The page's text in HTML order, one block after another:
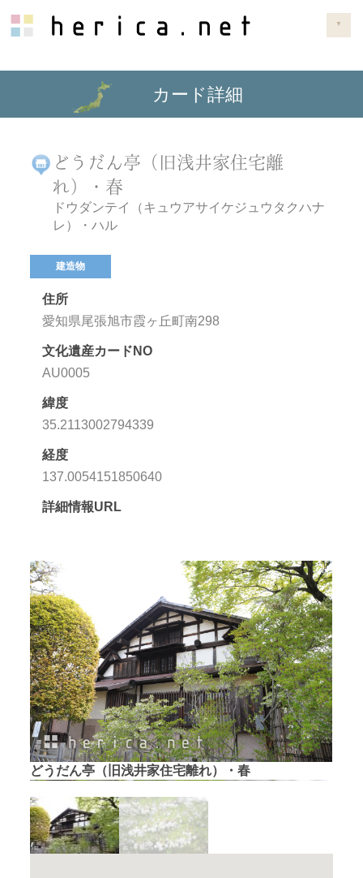
▼
カード詳細
どうだん亭（旧浅井家住宅離
れ）・春
ドウダンテイ（キュウアサイケジュウタクハナ
レ）・ハル
建造物
住所
愛知県尾張旭市霞ヶ丘町南298
文化遺産カードNO
AU0005
緯度
35.2113002794339
経度
137.0054151850640
詳細情報URL
どうだん亭（旧浅井家住宅離れ）・春